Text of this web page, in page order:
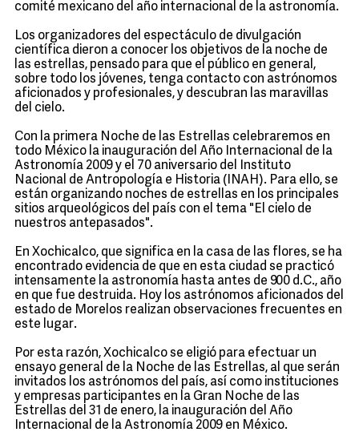
comité mexicano del año internacional de la astronomía.
Los organizadores del espectáculo de divulgación
científica dieron a conocer los objetivos de la noche de
las estrellas, pensado para que el público en general,
sobre todo los jóvenes, tenga contacto con astrónomos
aficionados y profesionales, y descubran las maravillas
del cielo.
Con la primera Noche de las Estrellas celebraremos en
todo México la inauguración del Año Internacional de la
Astronomía 2009 y el 70 aniversario del Instituto
Nacional de Antropología e Historia (INAH). Para ello, se
están organizando noches de estrellas en los principales
sitios arqueológicos del país con el tema "El cielo de
nuestros antepasados".
En Xochicalco, que significa en la casa de las flores, se ha
encontrado evidencia de que en esta ciudad se practicó
intensamente la astronomía hasta antes de 900 d.C., año
en que fue destruida. Hoy los astrónomos aficionados del
estado de Morelos realizan observaciones frecuentes en
este lugar.
Por esta razón, Xochicalco se eligió para efectuar un
ensayo general de la Noche de las Estrellas, al que serán
invitados los astrónomos del país, así como instituciones
y empresas participantes en la Gran Noche de las
Estrellas del 31 de enero, la inauguración del Año
Internacional de la Astronomía 2009 en México.